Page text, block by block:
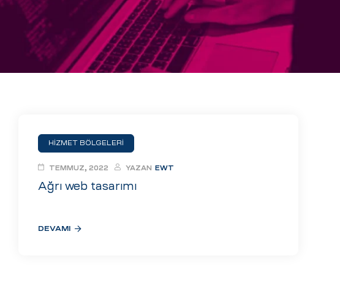
Aday
HİZMET BÖLGELERİ
Ağrı web tasarımı
TEMMUZ, 2022 YAZAN EWT
DEVAMI